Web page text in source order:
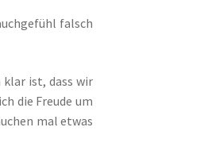
falsch
klar ist, dass wir
die Freude um
mal etwas